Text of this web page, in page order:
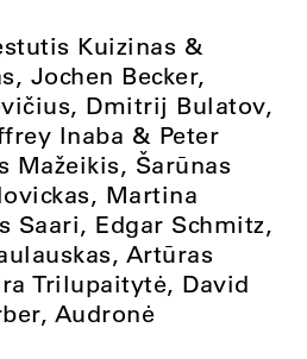
Kuizinas &
Jochen Becker,
Dmitrij Bulatov,
Inaba & Peter
Mažeikis, Šarūnas
Martina
Saari, Edgar Schmitz,
Artūras
Trilupaitytė, David
Audronė